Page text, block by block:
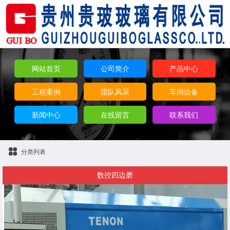
网站首页 公司简介 产品中心
工程案例 团队风采 车间设备
新闻中心 在线留言 联系我们
分类列表
数控四边磨